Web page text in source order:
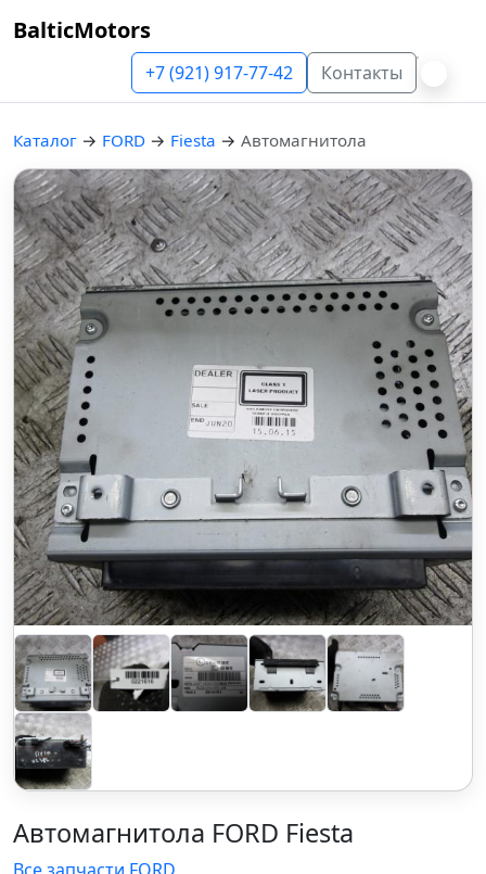
BalticMotors
+7 (921) 917-77-42 Контакты
Каталог → FORD → Fiesta → Автомагнитола
Автомагнитола FORD Fiesta